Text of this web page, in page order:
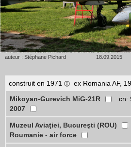
auteur : Stéphane Pichard 18.09.2015
construit en 1971
ex Romania AF,
Mikoyan-Gurevich MiG-21R
cn:
2007
Muzeul Aviaţiei, Bucureşti (ROU)
Roumanie - air force